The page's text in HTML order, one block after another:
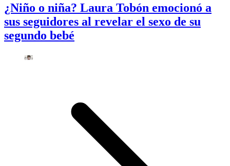
¿Niño o niña? Laura Tobón emocionó a
sus seguidores al revelar el sexo de su
segundo bebé